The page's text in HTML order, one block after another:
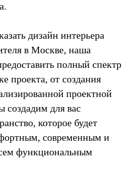
дизайн интерьера
в Москве, наша
полный спектр
проекта, от создания
проектной
для вас
которое будет
современным и
функциональным